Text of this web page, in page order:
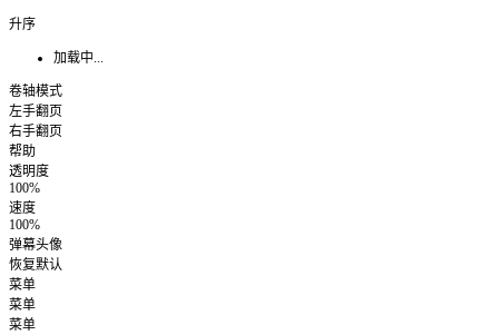
升序
加载中...
卷轴模式
左手翻页
右手翻页
帮助
透明度
100%
速度
100%
弹幕头像
恢复默认
菜单
菜单
菜单